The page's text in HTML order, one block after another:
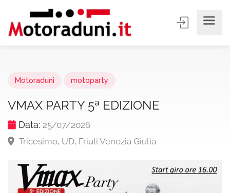
Motoraduni motoparty
VMAX PARTY 5ª EDIZIONE
Data: 25/07/2026
Tricesimo, UD, Friuli Venezia Giulia